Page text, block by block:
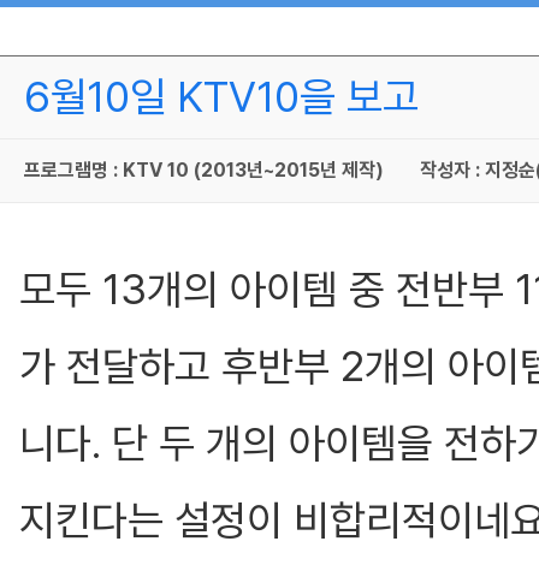
6월10일 KTV10을 보고
프로그램명 : KTV 10 (2013년~2015년 제작) 작성자 : 지정
모두 13개의 아이템 중 전반부
가 전달하고 후반부 2개의 아이
니다. 단 두 개의 아이템을 전하
지킨다는 설정이 비합리적이네